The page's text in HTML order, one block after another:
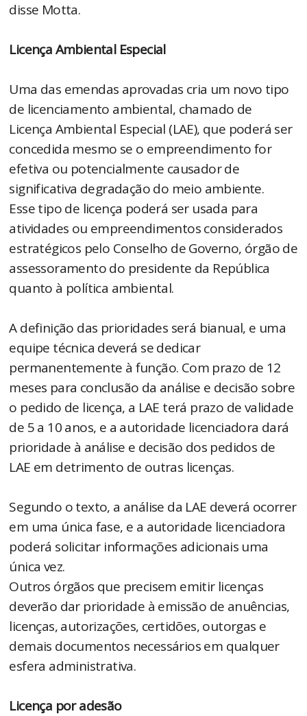
disse Motta.
Licença Ambiental Especial
Uma das emendas aprovadas cria um novo tipo
de licenciamento ambiental, chamado de
Licença Ambiental Especial (LAE), que poderá ser
concedida mesmo se o empreendimento for
efetiva ou potencialmente causador de
significativa degradação do meio ambiente.
Esse tipo de licença poderá ser usada para
atividades ou empreendimentos considerados
estratégicos pelo Conselho de Governo, órgão de
assessoramento do presidente da República
quanto à política ambiental.
A definição das prioridades será bianual, e uma
equipe técnica deverá se dedicar
permanentemente à função. Com prazo de 12
meses para conclusão da análise e decisão sobre
o pedido de licença, a LAE terá prazo de validade
de 5 a 10 anos, e a autoridade licenciadora dará
prioridade à análise e decisão dos pedidos de
LAE em detrimento de outras licenças.
Segundo o texto, a análise da LAE deverá ocorrer
em uma única fase, e a autoridade licenciadora
poderá solicitar informações adicionais uma
única vez.
Outros órgãos que precisem emitir licenças
deverão dar prioridade à emissão de anuências,
licenças, autorizações, certidões, outorgas e
demais documentos necessários em qualquer
esfera administrativa.
Licença por adesão